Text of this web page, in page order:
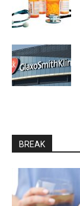
BREAK